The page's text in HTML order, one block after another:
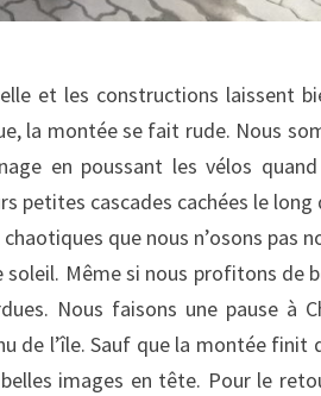
et les constructions laissent
la montée se fait rude. Nous
en poussant les vélos
petites cascades cachées le
que nous n’osons pas
Même si nous profitons de
Nous faisons une pause à
de l’île. Sauf que la montée finit
images en tête. Pour le